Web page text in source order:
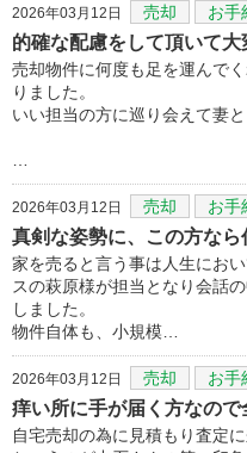
2026年03月12日 売却 お手
的確な配慮をして頂いて大
売却物件に何度も足を運んで
りました。
いい担当の方に巡り会えて妻
2026年03月12日 売却 お手
真剣な姿勢に、この方な
家を売ると言う事は人生にお
スの萩原様が担当となり会話
しました。
物件自体も、小規模…
2026年03月12日 売却 お手
痒い所に手が届く方なの
自宅売却の為に見積もり査定